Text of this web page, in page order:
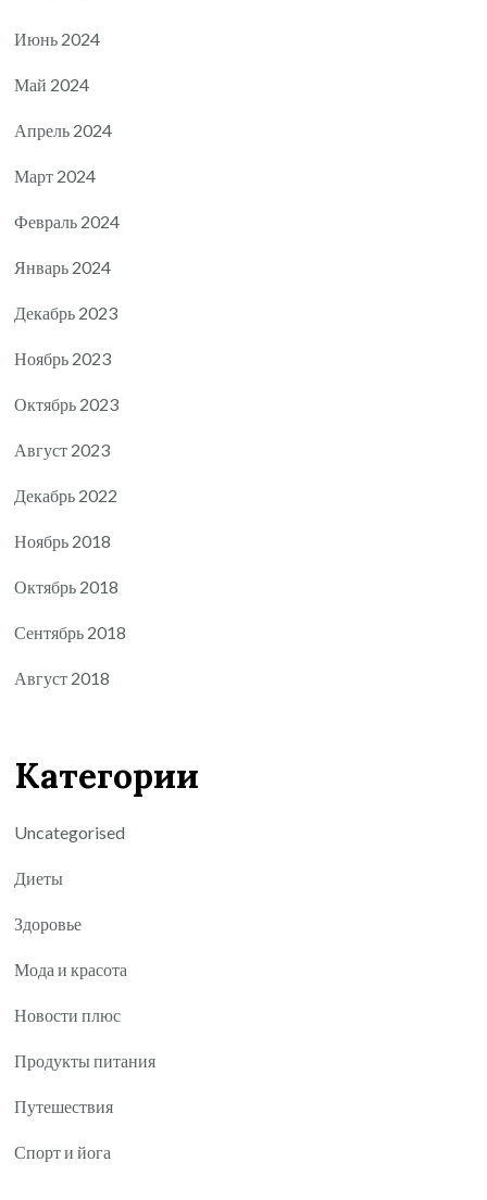
Июнь 2024
Май 2024
Апрель 2024
Март 2024
Февраль 2024
Январь 2024
Декабрь 2023
Ноябрь 2023
Октябрь 2023
Август 2023
Декабрь 2022
Ноябрь 2018
Октябрь 2018
Сентябрь 2018
Август 2018
Категории
Uncategorised
Диеты
Здоровье
Мода и красота
Новости плюс
Продукты питания
Путешествия
Спорт и йога